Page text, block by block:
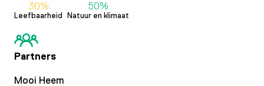
30%
Leefbaarheid
50%
Natuur en klimaat
Partners
Mooi Heem